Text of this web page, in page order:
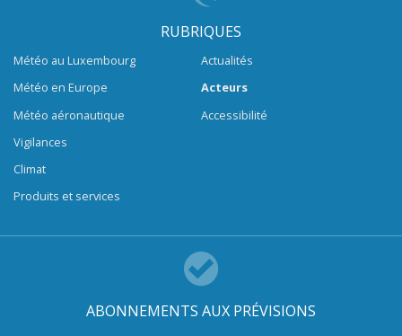
RUBRIQUES
Météo au Luxembourg
Météo en Europe
Météo aéronautique
Vigilances
Climat
Produits et services
Actualités
Acteurs
Accessibilité
ABONNEMENTS AUX PRÉVISIONS